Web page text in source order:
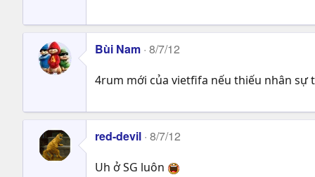
Bùi Nam 8/7/12
4rum mới của vietfifa nếu thiếu nhân
red-devil 8/7/12
Uh ở SG luôn